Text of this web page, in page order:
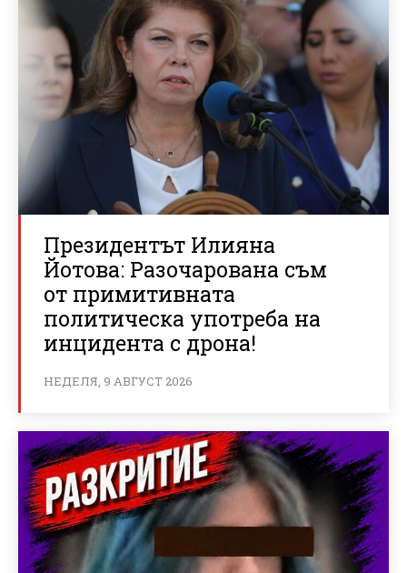
Президентът Илияна
Йотова: Разочарована съм
от примитивната
политическа употреба на
инцидента с дрона!
НЕДЕЛЯ, 9 АВГУСТ 2026